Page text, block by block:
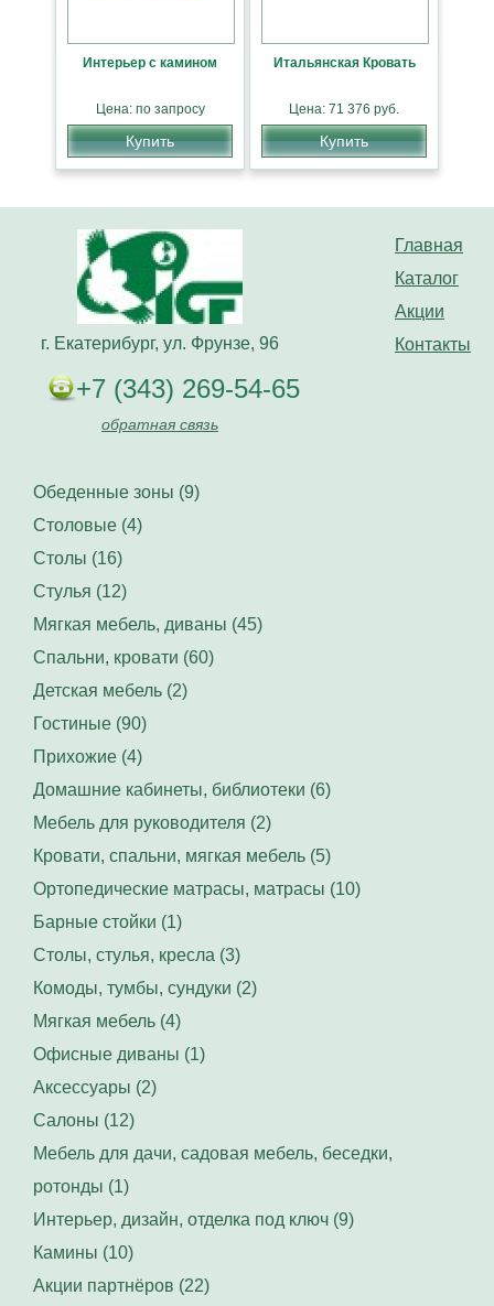
Интерьер с камином
Цена: по запросу
Купить
Итальянская Кровать
Цена: 71 376 руб.
Купить
Главная
Каталог
Акции
Контакты
г. Екатерибург, ул. Фрунзе, 96
+7 (343) 269-54-65
обратная связь
Обеденные зоны (9)
Столовые (4)
Столы (16)
Стулья (12)
Мягкая мебель, диваны (45)
Спальни, кровати (60)
Детская мебель (2)
Гостиные (90)
Прихожие (4)
Домашние кабинеты, библиотеки (6)
Мебель для руководителя (2)
Кровати, спальни, мягкая мебель (5)
Ортопедические матрасы, матрасы (10)
Барные стойки (1)
Столы, стулья, кресла (3)
Комоды, тумбы, сундуки (2)
Мягкая мебель (4)
Офисные диваны (1)
Аксессуары (2)
Салоны (12)
Мебель для дачи, садовая мебель, беседки,
ротонды (1)
Интерьер, дизайн, отделка под ключ (9)
Камины (10)
Акции партнёров (22)